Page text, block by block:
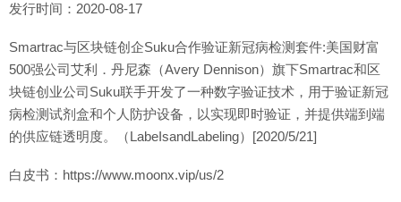
发行时间：2020-08-17
Smartrac与区块链创企Suku合作验证新冠病检测套件:美国财富
500强公司艾利．丹尼森（Avery Dennison）旗下Smartrac和区
块链创业公司Suku联手开发了一种数字验证技术，用于验证新冠
病检测试剂盒和个人防护设备，以实现即时验证，并提供端到端
的供应链透明度。（LabeIsandLabeling）[2020/5/21]
白皮书：https://www.moonx.vip/us/2